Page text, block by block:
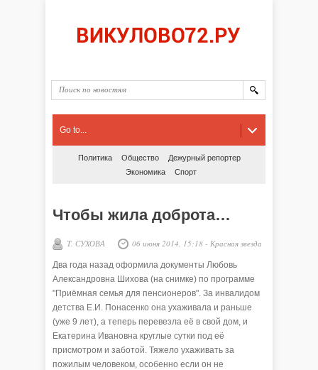
Go to...
Политика Общество
Дежурный репортер
Экономика
Спорт
Чтобы жила доброта…
Т. СУХОВА 06 июня 2014, 15:18 - Красная звезда
Два года назад оформила документы Любовь
Александровна Шихова (на снимке) по программе
"Приёмная семья для пенсионеров". За инвалидом
детства Е.И. Понасенко она ухаживала и раньше
(уже 9 лет), а теперь перевезла её в свой дом, и
Екатерина Ивановна круглые сутки под её
присмотром и заботой. Тяжело ухаживать за
пожилым человеком, особенно если он не